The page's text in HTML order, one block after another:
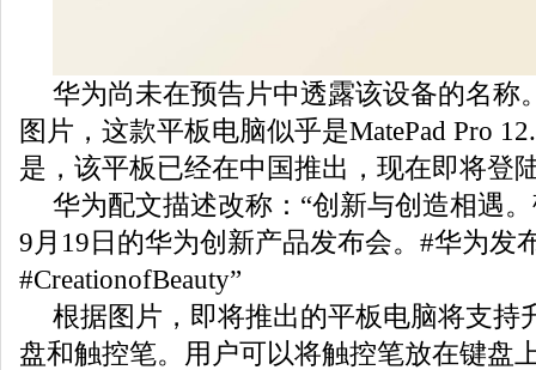
华为尚未在预告片中透露该设备的名称
图片，这款平板电脑似乎是MatePad Pro
是，该平板已经在中国推出，现在即将登
华为配文描述改称：“创新与创造相遇
9月19日的华为创新产品发布会。#华为发
#CreationofBeauty”
根据图片，即将推出的平板电脑将支持
盘和触控笔。用户可以将触控笔放在键盘